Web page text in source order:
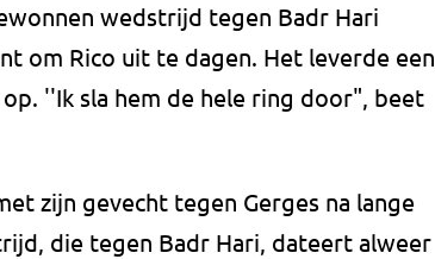
wedstrijd tegen Badr Hari
om Rico uit te dagen. Het leverde een
''Ik sla hem de hele ring door", beet
zijn gevecht tegen Gerges na lange
die tegen Badr Hari, dateert alweer